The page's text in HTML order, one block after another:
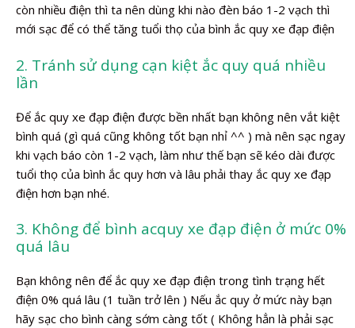
còn nhiều điện thì ta nên dùng khi nào đèn báo 1-2 vạch thì
mới sạc để có thể tăng tuổi thọ của bình ắc quy xe đạp điện
2. Tránh sử dụng cạn kiệt ắc quy quá nhiều
lần
Để ắc quy xe đạp điện được bền nhất bạn không nên vắt kiệt
bình quá (gì quá cũng không tốt bạn nhỉ ^^ ) mà nên sạc ngay
khi vạch báo còn 1-2 vạch, làm như thế bạn sẽ kéo dài được
tuổi thọ của bình ắc quy hơn và lâu phải thay ắc quy xe đạp
điện hơn bạn nhé.
3. Không để bình acquy xe đạp điện ở mức 0%
quá lâu
Bạn không nên để ắc quy xe đạp điện trong tình trạng hết
điện 0% quá lâu (1 tuần trở lên ) Nếu ắc quy ở mức này bạn
hãy sạc cho bình càng sớm càng tốt ( Không hẳn là phải sạc